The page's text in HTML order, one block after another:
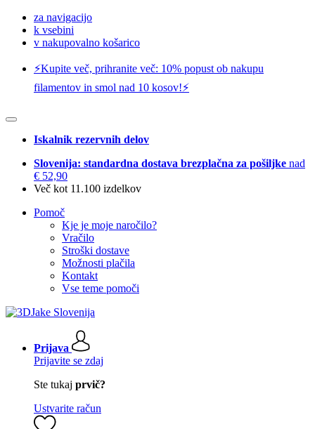
za navigacijo
k vsebini
v nakupovalno košarico
⚡️Kupite več, prihranite več: 10% popust ob nakupu
filamentov in smol nad 10 kosov!⚡️
Iskalnik rezervnih delov
Slovenija: standardna dostava brezplačna za pošiljke nad
€ 52,90
Več kot 11.100 izdelkov
Pomoč
Kje je moje naročilo?
Vračilo
Stroški dostave
Možnosti plačila
Kontakt
Vse teme pomoči
Prijava
Prijavite se zdaj
Ste tukaj prvič?
Ustvarite račun